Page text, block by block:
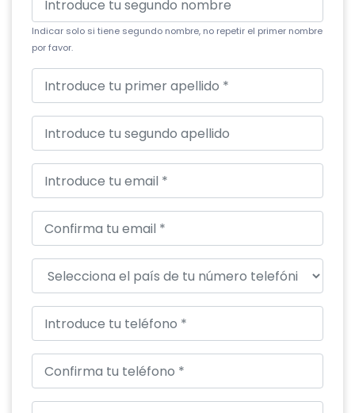
Indicar solo si tiene segundo nombre, no repetir el primer nombre
por favor.